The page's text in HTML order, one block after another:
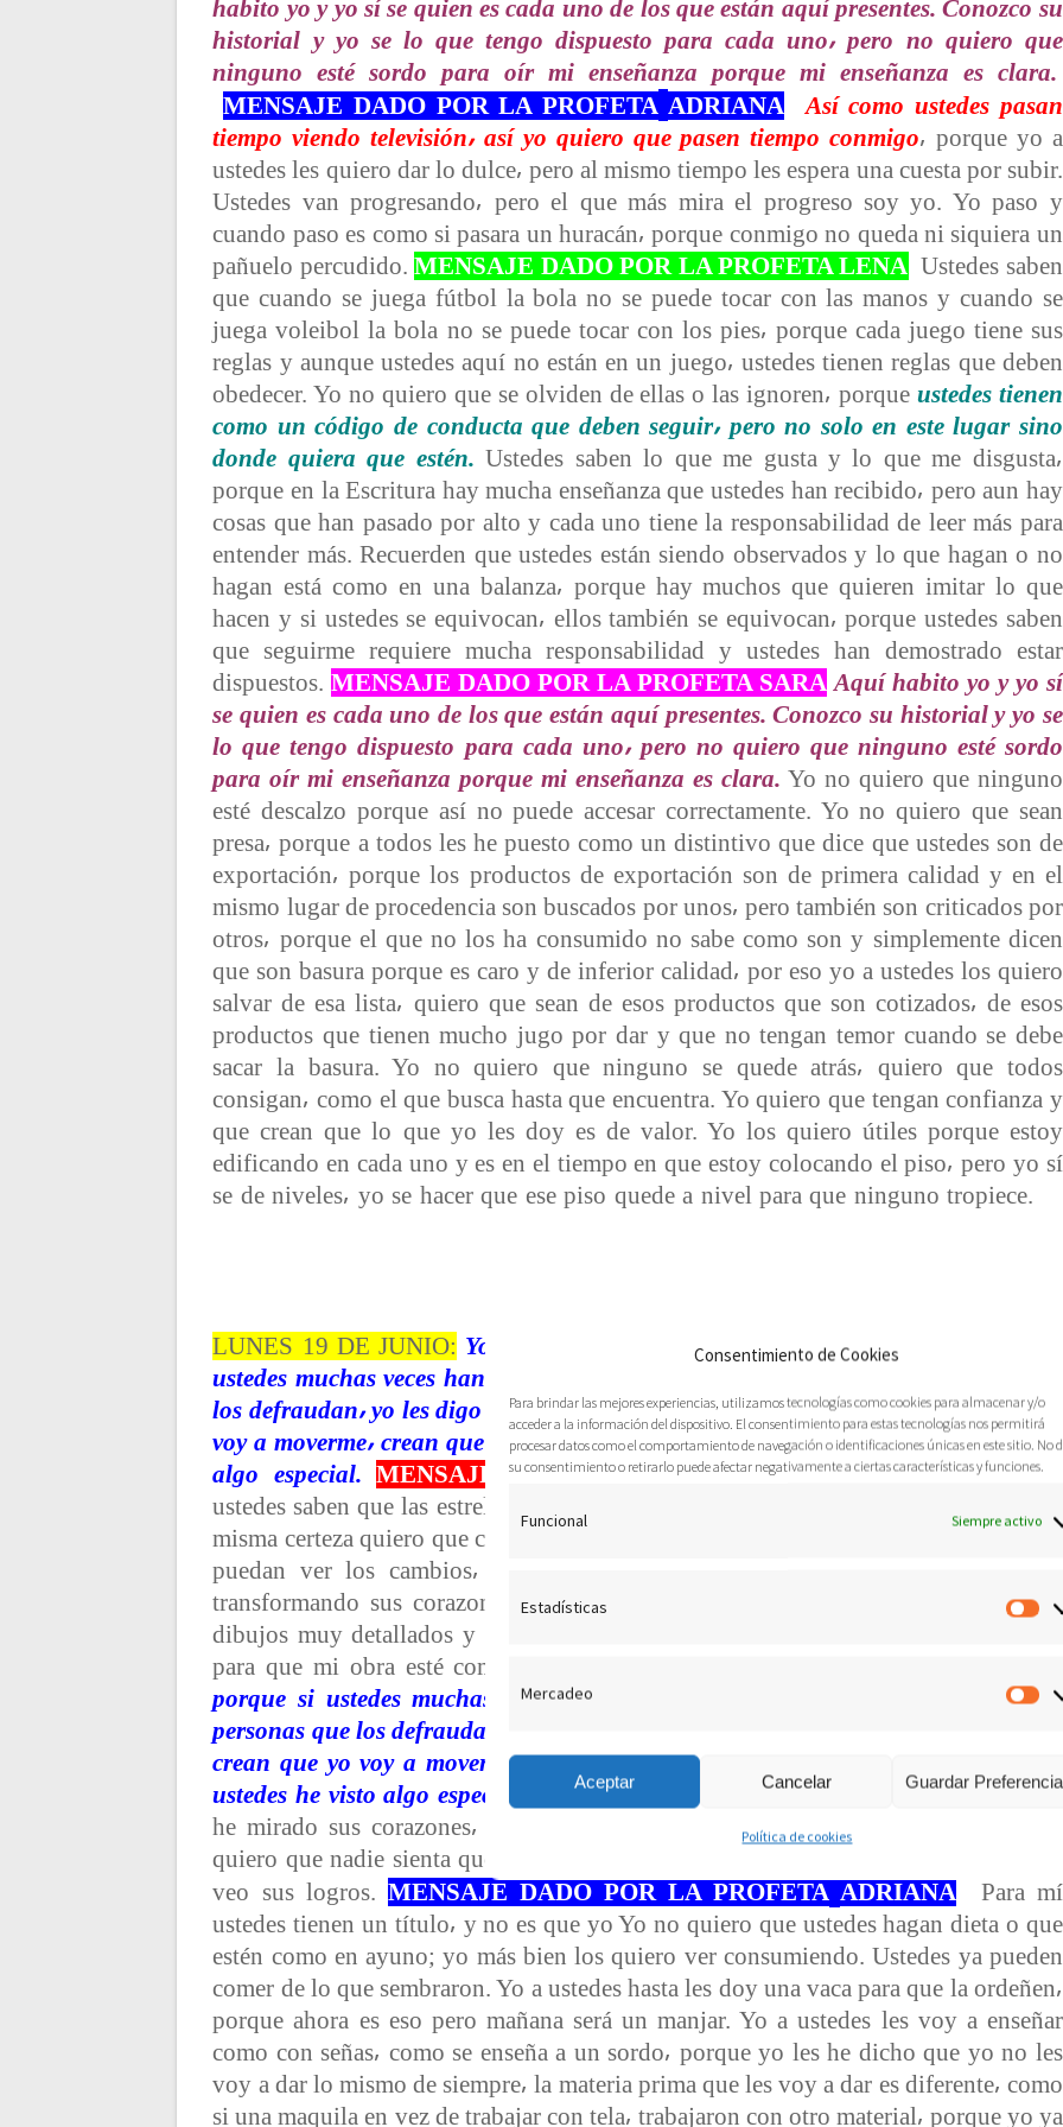
Consentimiento de Cookies
Para brindar las mejores experiencias, utilizamos tecnologías como cookies para almacenar y/o
acceder a la información del dispositivo. El consentimiento para estas tecnologías nos permitirá
procesar datos como el comportamiento de navegación o identificaciones únicas en este sitio. No
su consentimiento o retirarlo puede afectar negativamente a ciertas características y funciones.
Funcional Siempre activo
Estadísticas
Mercadeo
Aceptar Cancelar Guardar
Política de cookies
habito yo y yo sí se quien es cada uno de los que están aquí presentes. Conozco su
historial y yo se lo que tengo dispuesto para cada uno⸴ pero no quiero que
ninguno esté sordo para oír mi enseñanza porque mi enseñanza es clara.
MENSAJE DADO POR LA PROFETA ADRIANA
Así como ustedes pasan
tiempo viendo televisión⸴ así yo quiero que pasen tiempo conmigo⸴ porque yo a
ustedes les quiero dar lo dulce⸴ pero al mismo tiempo les espera una cuesta por subir.
Ustedes van progresando⸴ pero el que más mira el progreso soy yo. Yo paso y
cuando paso es como si pasara un huracán⸴ porque conmigo no queda ni siquiera un
pañuelo percudido.MENSAJE DADO POR LA PROFETA LENA Ustedes saben
que cuando se juega fútbol la bola no se puede tocar con las manos y cuando se
juega voleibol la bola no se puede tocar con los pies⸴ porque cada juego tiene sus
reglas y aunque ustedes aquí no están en un juego⸴ ustedes tienen reglas que deben
obedecer. Yo no quiero que se olviden de ellas o las ignoren⸴ porque ustedes tienen
como un código de conducta que deben seguir⸴ pero no solo en este lugar sino
donde quiera que estén. Ustedes saben lo que me gusta y lo que me disgusta⸴
porque en la Escritura hay mucha enseñanza que ustedes han recibido⸴ pero aun hay
cosas que han pasado por alto y cada uno tiene la responsabilidad de leer más para
entender más. Recuerden que ustedes están siendo observados y lo que hagan o no
hagan está como en una balanza⸴ porque hay muchos que quieren imitar lo que
hacen y si ustedes se equivocan⸴ ellos también se equivocan⸴ porque ustedes saben
que seguirme requiere mucha responsabilidad y ustedes han demostrado estar
dispuestos.MENSAJE DADO POR LA PROFETA SARA Aquí habito yo y yo sí
se quien es cada uno de los que están aquí presentes. Conozco su historial y yo se
lo que tengo dispuesto para cada uno⸴ pero no quiero que ninguno esté sordo
para oír mi enseñanza porque mi enseñanza es clara. Yo no quiero que ninguno
esté descalzo porque así no puede accesar correctamente. Yo no quiero que sean
presa⸴ porque a todos les he puesto como un distintivo que dice que ustedes son de
exportación⸴ porque los productos de exportación son de primera calidad y en el
mismo lugar de procedencia son buscados por unos⸴ pero también son criticados por
otros⸴ porque el que no los ha consumido no sabe como son y simplemente dicen
que son basura porque es caro y de inferior calidad⸴ por eso yo a ustedes los quiero
salvar de esa lista⸴ quiero que sean de esos productos que son cotizados⸴ de esos
productos que tienen mucho jugo por dar y que no tengan temor cuando se debe
sacar la basura. Yo no quiero que ninguno se quede atrás⸴ quiero que todos
consigan⸴ como el que busca hasta que encuentra. Yo quiero que tengan confianza y
que crean que lo que yo les doy es de valor. Yo los quiero útiles porque estoy
edificando en cada uno y es en el tiempo en que estoy colocando el piso⸴ pero yo sí
se de niveles⸴ yo se hacer que ese piso quede a nivel para que ninguno tropiece.
LUNES 19 DE JUNIO: Yo quiero que ustedes depositen su confianza⸴ porque si
ustedes muchas veces han depositado su confianza en hombres⸴ en personas que
los defraudan⸴ yo les digo que a ustedes no los voy a defraudar⸴ solo crean que yo
voy a moverme⸴ crean que ustedes son instrumentos porque yo en ustedes he visto
algo especial. MENSAJE DADO POR LA PROFETA REBECA Así como
ustedes saben que las estrellas están en el cielo⸴ aunque ustedes no las sean⸴ con esa
misma certeza quiero que crean que yo estoy haciendo cambios y aunque ustedes no
puedan ver los cambios⸴ yo sí los veo porque yo soy el que opero y estoy
transformando sus corazones. Yo estoy trabajando como el pintor que hace unos
dibujos muy detallados y aunque el proceso sea lento⸴ yo les digo que falta poco
para que mi obra esté completa.
porque si ustedes muchas veces han depositado su confianza en hombres⸴ en
personas que los defraudan⸴ yo les digo que a ustedes no los voy a defraudar⸴ solo
crean que yo voy a moverme⸴ crean que ustedes son instrumentos porque yo en
ustedes he visto algo especial.
Yo a ustedes los veo diferentes a los demás⸴ porque
he mirado sus corazones⸴ y ustedes son útiles. Yo no me he equivocado. Yo no
quiero que nadie sienta que no ha logrado nada⸴ porque todo lo tengo escrito y yo
veo sus logros. MENSAJE DADO POR LA PROFETA ADRIANA
Para mí
ustedes tienen un título⸴ y no es que yo Yo no quiero que ustedes hagan dieta o que
estén como en ayuno; yo más bien los quiero ver consumiendo. Ustedes ya pueden
comer de lo que sembraron. Yo a ustedes hasta les doy una vaca para que la ordeñen⸴
porque ahora es eso pero mañana será un manjar. Yo a ustedes les voy a enseñar
como con señas⸴ como se enseña a un sordo⸴ porque yo les he dicho que yo no les
voy a dar lo mismo de siempre⸴ la materia prima que les voy a dar es diferente⸴ como
si una maquila en vez de trabajar con tela⸴ trabajaron con otro material⸴ porque yo ya